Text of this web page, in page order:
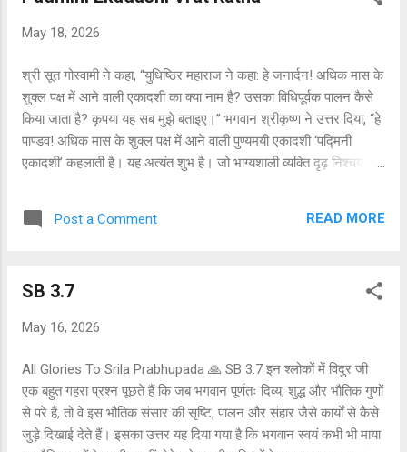
सूअर का दिव्य रूप धारण करके पृथ्वी ग्रह को बचाया था। वैदिक मंत्रों में पुरुष-
सूक्त नामक एक विशेष प्रकार की प्रार्थना है । सामान्यतः देवता पुरु...
May 18, 2026
श्री सूत गोस्वामी ने कहा, “युधिष्ठिर महाराज ने कहा: हे जनार्दन! अधिक मास के
शुक्ल पक्ष में आने वाली एकादशी का क्या नाम है? उसका विधिपूर्वक पालन कैसे
किया जाता है? कृपया यह सब मुझे बताइए।” भगवान श्रीकृष्ण ने उत्तर दिया, “हे
पाण्डव! अधिक मास के शुक्ल पक्ष में आने वाली पुण्यमयी एकादशी ‘पद्मिनी
एकादशी’ कहलाती है। यह अत्यंत शुभ है। जो भाग्यशाली व्यक्ति दृढ़ निश्चय और
स्वयं चार मुख वाले भगवान ब्रह्मा भी इसकी पर्याप्त महिमा नहीं कर सकते। बहुत
अत्यंत प्रसन्न हुए और उनसे मधुर वचन कहने लगे: “हे राजन्! अब ध्यानपूर्वक
विरले ही करते हैं। एकादशी से एक दिन पहले दशमी के दिन उड़द की दाल,
चना, पालक, मधु और समुद्री नमक का सेवन नहीं करना चाहिए, न ही द...
Post a Comment READ MORE
SB 3.7
May 16, 2026
All Glories To Srila Prabhupada 🙏 SB 3.7 इन श्लोकों में विदुर जी
एक बहुत गहरा प्रश्न पूछते हैं कि जब भगवान पूर्णतः दिव्य, शुद्ध और भौतिक गुणों
से परे हैं, तो वे इस भौतिक संसार की सृष्टि, पालन और संहार जैसे कार्यों से कैसे
जुड़े दिखाई देते हैं। इसका उत्तर यह दिया गया है कि भगवान स्वयं कभी भी माया